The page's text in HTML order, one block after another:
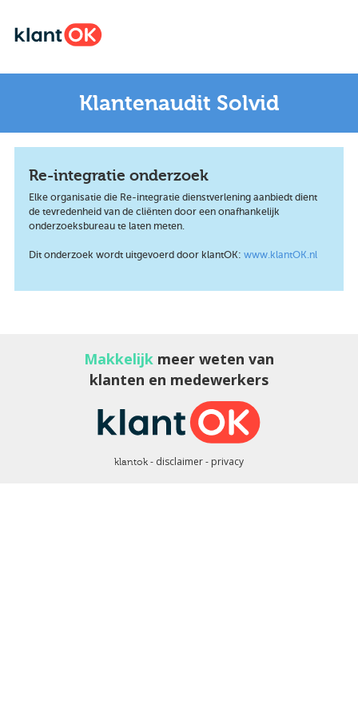
Klantenaudit Solvid
Re-integratie onderzoek
Elke organisatie die Re-integratie dienstverlening aanbiedt dient
de tevredenheid van de cliënten door een onafhankelijk
onderzoeksbureau te laten meten.
Dit onderzoek wordt uitgevoerd door klantOK: www.klantOK.nl
Makkelijk meer weten van
klanten en medewerkers
klantok disclaimer privacy